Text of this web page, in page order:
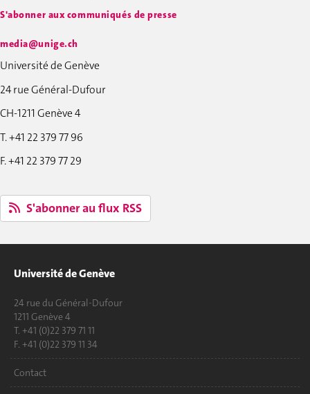
S'abonner aux communiqués de presse
media@unige.ch
Université de Genève
24 rue Général-Dufour
CH-1211 Genève 4
T. +41 22 379 77 96
F. +41 22 379 77 29
S'abonner au flux RSS
Université de Genève
24 rue du Général-Dufour
1211 Genève 4
T. +41 (0)22 379 71 11
F. +41 (0)22 379 11 34
Contact